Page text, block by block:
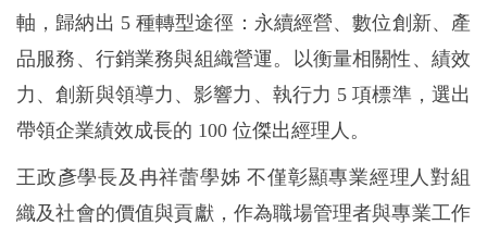
軸，歸納出 5 種轉型途徑：永續經營、數位創新、產
品服務、行銷業務與組織營運。以衡量相關性、績效
力、創新與領導力、影響力、執行力 5 項標準，選出
帶領企業績效成長的 100 位傑出經理人。
王政彥學長及冉祥蕾學姊 不僅彰顯專業經理人對組
織及社會的價值與貢獻，作為職場管理者與專業工作